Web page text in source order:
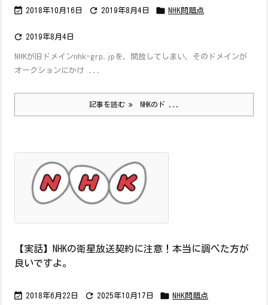
 2018年10月16日  2019年8月4日  NHK問題点
 2019年8月4日
NHKが旧ドメインnhk-grp.jpを、開放してしまい、そのドメインが
オークションにかけ ...
記事を読む NHKのド ...
【実話】NHKの衛星放送契約に注意！本当に調べた方が
良いですよ。
 2018年6月22日  2025年10月17日  NHK問題点